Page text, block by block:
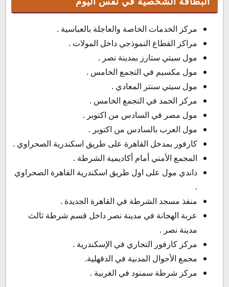
مركز الخدمات الخاصة والعاجلة بالعباسية .
مراكز القطاع النموذجي داخل المولات .
مول سيتي ستارز بمدينة نصر .
مول مكسيم في التجمع الخامس .
مول سيتي سنتر المعادي .
مركز الحمد في التجمع الخامس .
مول مصر في السادس من اكتوبر .
مول العرب بالسادس من اكتوبر .
كارفور بمدخل القاهرة على طريق اسكندرية الصحراوي .
المجمع الأمني أمام أكاديمية الشرطة .
داندي مول على اول طريق اسكندرية القاهرة الصحراوي
.
منفذ مسجد الشرطة في القاهرة الجديدة .
عزبة الهجانة في مدينة نصر داخل قسم شرطة ثالث
مدينة نصر .
مركز كارفور التجاري في الإسكندرية .
مجمع الأحوال المدنية في الدقهلية.
مركز شرطة سمنود في الغربية .